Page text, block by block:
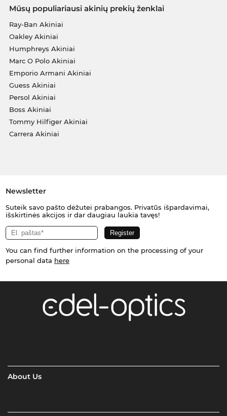
Mūsų populiariausi akinių prekių ženklai
Ray-Ban Akiniai
Oakley Akiniai
Humphreys Akiniai
Marc O Polo Akiniai
Emporio Armani Akiniai
Guess Akiniai
Persol Akiniai
Boss Akiniai
Tommy Hilfiger Akiniai
Carrera Akiniai
Newsletter
Suteik savo pašto dėžutei prabangos. Privatūs išpardavimai,
išskirtinės akcijos ir dar daugiau laukia tavęs!
You can find further information on the processing of your
personal data here
About Us